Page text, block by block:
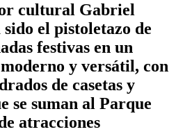
cultural Gabriel
el pistoletazo de
festivas en un
y versátil, con
de casetas y
se suman al Parque
atracciones